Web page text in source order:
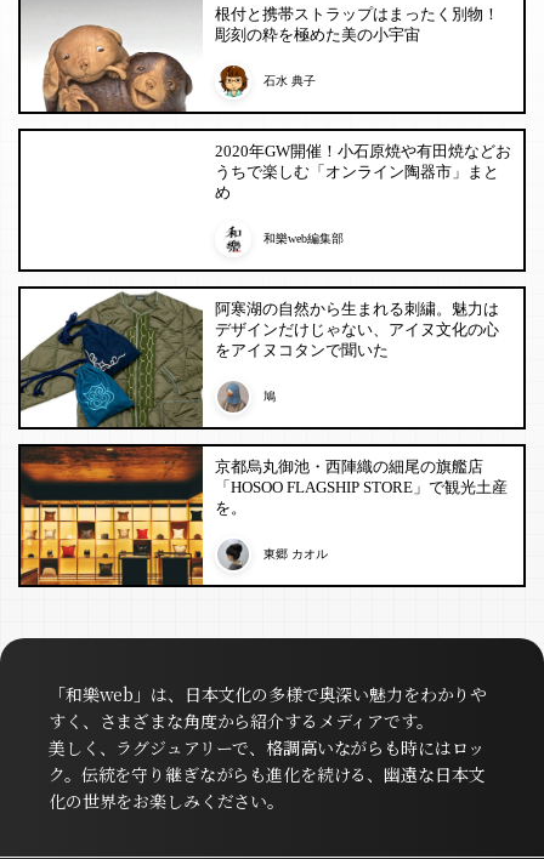
根付と携帯ストラップはまったく別物！
彫刻の粋を極めた美の小宇宙
石水 典子
2020年GW開催！小石原焼や有田焼などお
うちで楽しむ「オンライン陶器市」まと
め
和樂web編集部
阿寒湖の自然から生まれる刺繍。魅力は
デザインだけじゃない、アイヌ文化の心
をアイヌコタンで聞いた
鳩
京都烏丸御池・西陣織の細尾の旗艦店
「HOSOO FLAGSHIP STORE」で観光土産
を。
東郷 カオル
「和樂web」は、日本文化の多様で奥深い魅力をわかりや
すく、さまざまな角度から紹介するメディアです。
美しく、ラグジュアリーで、格調高いながらも時にはロッ
ク。伝統を守り継ぎながらも進化を続ける、幽遠な日本文
化の世界をお楽しみください。